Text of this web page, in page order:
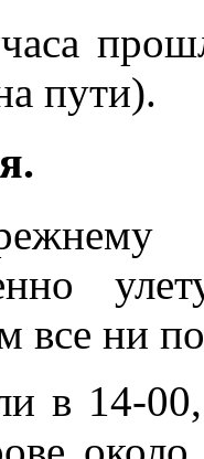
пути).
все ни
в 14-00,